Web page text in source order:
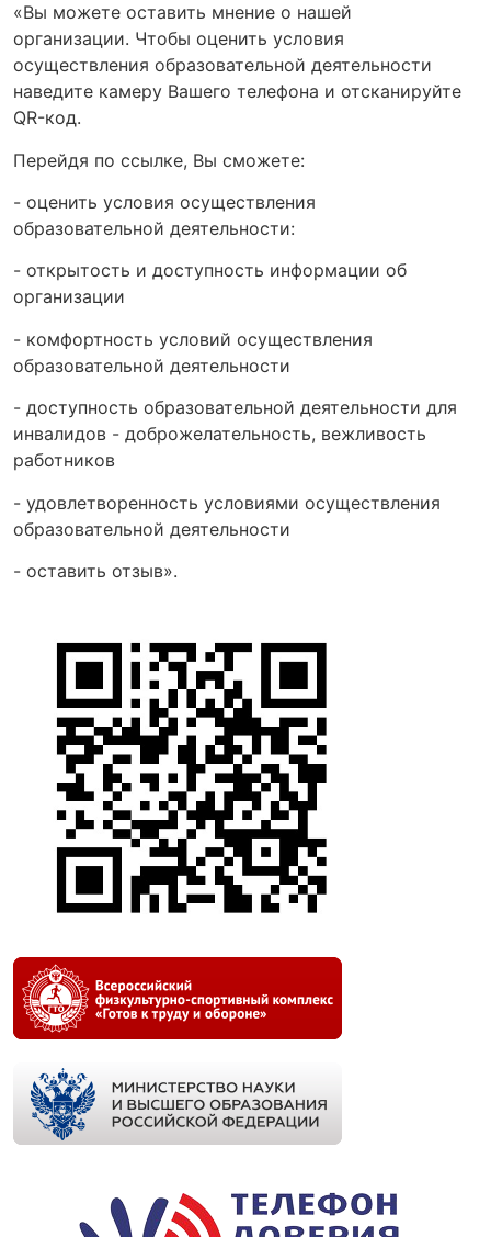
«Вы можете оставить мнение о нашей
организации. Чтобы оценить условия
осуществления образовательной деятельности
наведите камеру Вашего телефона и отсканируйте
QR-код.
Перейдя по ссылке, Вы сможете:
- оценить условия осуществления
образовательной деятельности:
- открытость и доступность информации об
организации
- комфортность условий осуществления
образовательной деятельности
- доступность образовательной деятельности для
инвалидов - доброжелательность, вежливость
работников
- удовлетворенность условиями осуществления
образовательной деятельности
- оставить отзыв».